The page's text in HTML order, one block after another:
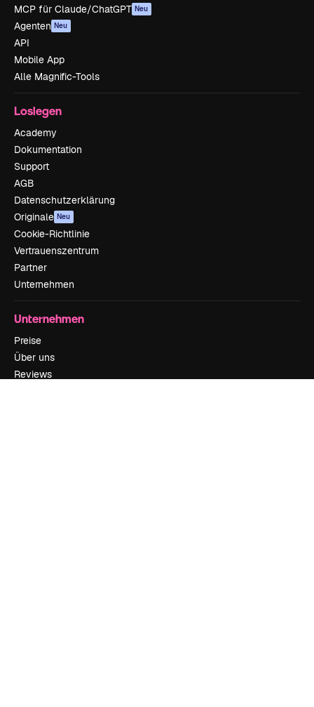
MCP für Claude/ChatGPT Neu
Agenten Neu
API
Mobile App
Alle Magnific-Tools
Loslegen
Academy
Dokumentation
Support
AGB
Datenschutzerklärung
Originale Neu
Cookie-Richtlinie
Vertrauenszentrum
Partner
Unternehmen
Unternehmen
Preise
Über uns
Reviews